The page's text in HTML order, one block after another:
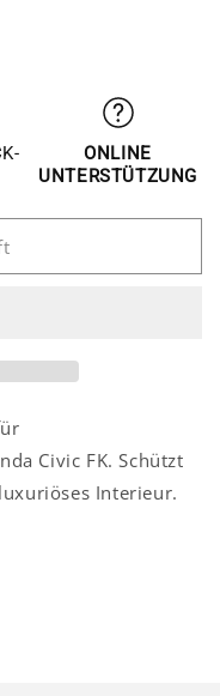
ONLINE
UNTERSTÜTZUNG
Civic FK. Schützt
Interieur.